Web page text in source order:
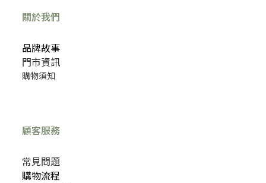
關於我們
品牌故事
門市資訊
購物須知
顧客服務
常見問題
購物流程